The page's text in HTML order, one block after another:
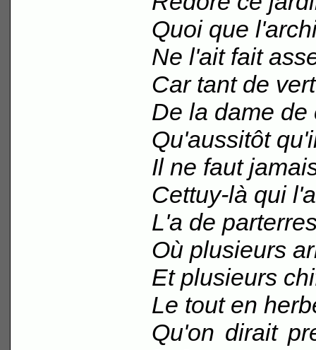
Quoi que
Ne l'ait fait
Car tant de
De la dame de
Qu'aussitôt
Il ne faut
Cettuy-là qui
L'a de
Où plusieurs
Et plusieurs
Le tout en
Qu'on dirait